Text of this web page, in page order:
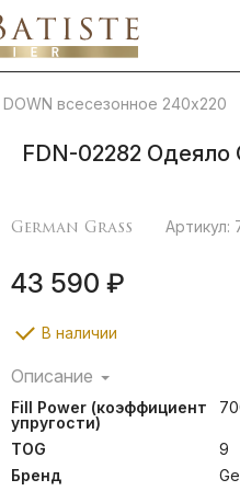
DOWN всесезонное 240х220
FDN-02282 Одеяло
German Grass Артикул:
43 590 ₽
В наличии
Описание
Классические подушки,
определиться с выбором
упругости, учитывая
человека. Одеяла
(100% хлопок) и
Fill Power (коэффициент
упругости)
TOG
9
Бренд